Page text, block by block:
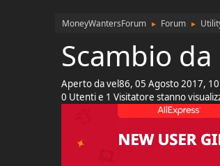
MoneyWantersForum ► Forum ►
Scambio
Aperto da vel86, 05 Agosto 2017,
0 Utenti e 1 Visitatore stanno